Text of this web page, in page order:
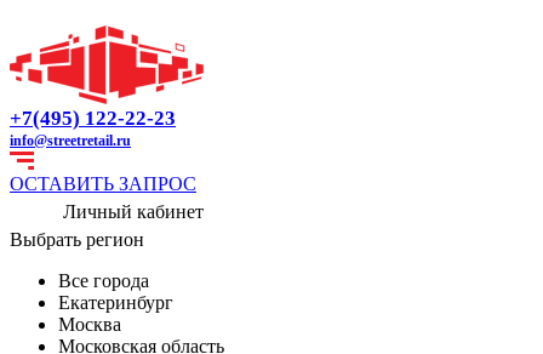
+7(495) 122-22-23
info@streetretail.ru
ОСТАВИТЬ ЗАПРОС
Личный кабинет
Выбрать регион
Все города
Екатеринбург
Москва
Московская область